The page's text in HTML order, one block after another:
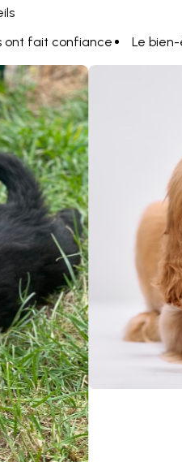
ont fait confiance Le